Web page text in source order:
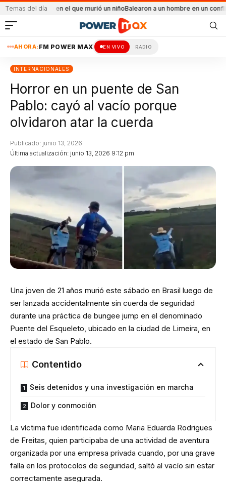
Temas del día
en el que murió un niñoBalearon a un hombre en un conflicto familiar
AHORA: FM POWER MAX EN VIVO RADIO
INTERNACIONALES
Horror en un puente de San
Pablo: cayó al vacío porque
olvidaron atar la cuerda
Última actualización: junio 13, 2026 9:12 pm
Publicado: junio 13, 2026
Una joven de 21 años murió este sábado en Brasil luego de
ser lanzada accidentalmente sin cuerda de seguridad
durante una práctica de bungee jump en el denominado
Puente del Esqueleto, ubicado en la ciudad de Limeira, en
el estado de San Pablo.
Contentido
Seis detenidos y una investigación en marcha
Dolor y conmoción
La víctima fue identificada como Maria Eduarda Rodrigues
de Freitas, quien participaba de una actividad de aventura
organizada por una empresa privada cuando, por una grave
falla en los protocolos de seguridad, saltó al vacío sin estar
correctamente asegurada.